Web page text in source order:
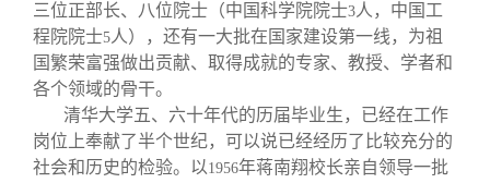
三位正部长、八位院士（中国科学院院士3人，中国工
程院院士5人），还有一大批在国家建设第一线，为祖
国繁荣富强做出贡献、取得成就的专家、教授、学者和
各个领域的骨干。
清华大学五、六十年代的历届毕业生，已经在工作
岗位上奉献了半个世纪，可以说已经经历了比较充分的
社会和历史的检验。以 1956年蒋南翔校长亲自领导一批